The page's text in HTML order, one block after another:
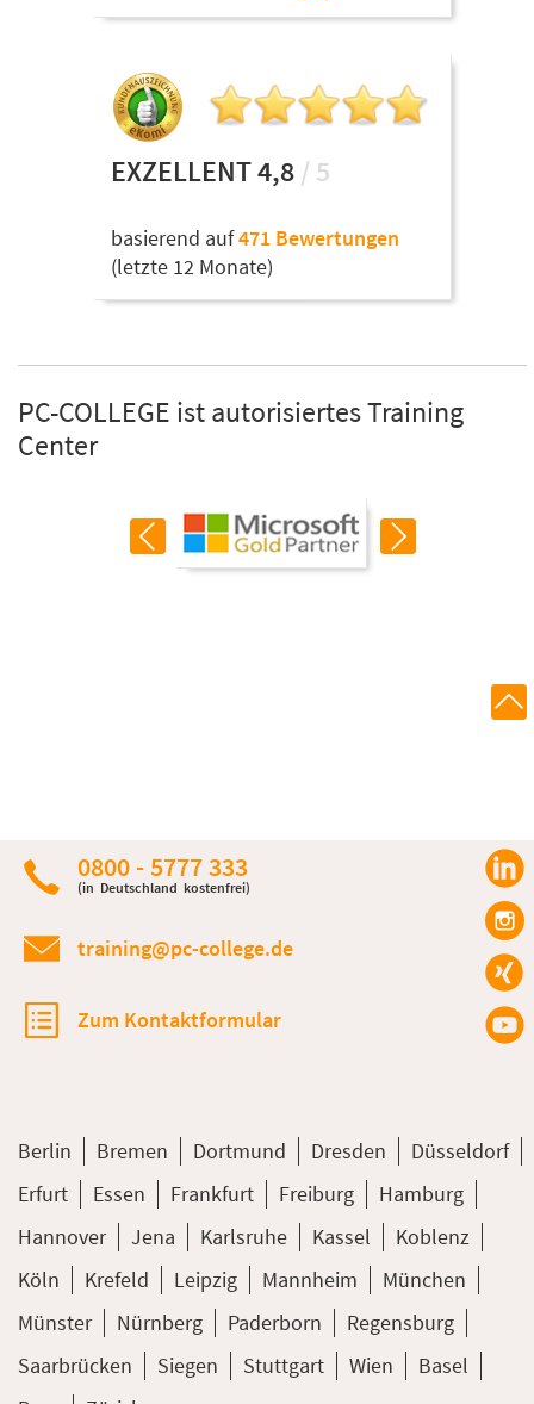
EXZELLENT 4,8 / 5
basierend auf471 Bewertungen
(letzte 12 Monate)
PC-COLLEGE ist autorisiertes Training
Center
0800 - 5777 333
(in Deutschland kostenfrei)
training@pc-college.de
Zum Kontaktformular
Berlin Bremen Dortmund Dresden
Düsseldorf
Erfurt
Essen Frankfurt Freiburg
Hamburg
Hannover
Jena Karlsruhe Kassel
Koblenz
Köln
Krefeld Leipzig Mannheim
München
Münster
Nürnberg Paderborn
Regensburg
Saarbrücken
Siegen Stuttgart Wien
Basel